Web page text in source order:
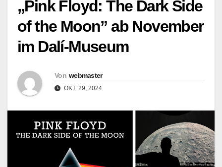
„Pink Floyd: The Dark Side
of the Moon” ab November
im Dalí-Museum
Von webmaster
OKT. 29, 2024